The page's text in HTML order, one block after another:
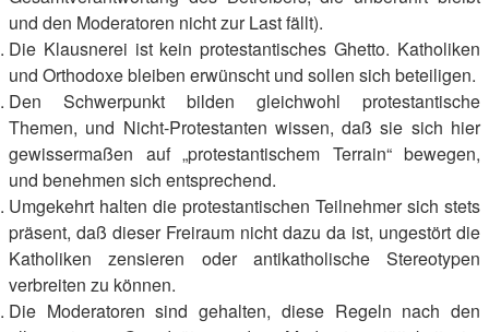
und den Moderatoren nicht zur Last fällt).
Die Klausnerei ist kein protestantisches Ghetto. Katholiken
und Orthodoxe bleiben erwünscht und sollen sich beteiligen.
Den Schwerpunkt bilden gleichwohl protestantische
Themen, und Nicht-Protestanten wissen, daß sie sich hier
gewissermaßen auf „protestantischem Terrain“ bewegen,
und benehmen sich entsprechend.
Umgekehrt halten die protestantischen Teilnehmer sich stets
präsent, daß dieser Freiraum nicht dazu da ist, ungestört die
Katholiken zensieren oder antikatholische Stereotypen
verbreiten zu können.
Die Moderatoren sind gehalten, diese Regeln nach den